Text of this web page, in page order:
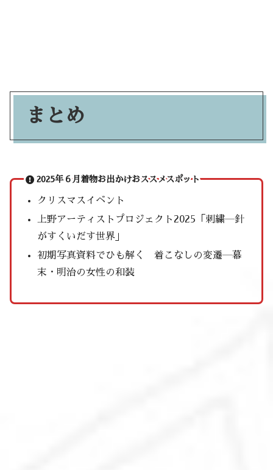
まとめ
2025年６月着物お出かけおススメスポット
クリスマスイベント
上野アーティストプロジェクト2025「刺繍―針
がすくいだす世界」
初期写真資料でひも解く 着こなしの変遷―幕
末・明治の女性の和装